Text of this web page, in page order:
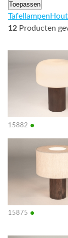
Toepassen
Tafellampen Hout
12 Producten
15882 •
Bekijk
15875 •
Bekijk